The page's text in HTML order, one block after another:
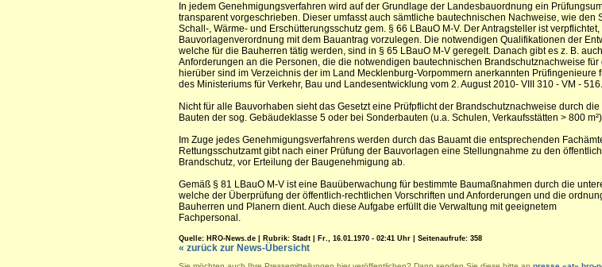
In jedem Genehmigungsverfahren wird auf der Grundlage der Landesbauordnung ein
transparent vorgeschrieben. Dieser umfasst auch sämtliche bautechnischen Nachweise, wie den
Schall-, Wärme- und Erschütterungsschutz gem. § 66 LBauO M-V. Der Antragsteller ist
Bauvorlagenverordnung mit dem Bauantrag vorzulegen. Die notwendigen Qualifikationen der
welche für die Bauherren tätig werden, sind in § 65 LBauO M-V geregelt. Danach gibt es z. B.
Anforderungen an die Personen, die die notwendigen bautechnischen Brandschutznachweise
hierüber sind im Verzeichnis der im Land Mecklenburg-Vorpommern anerkannten Prüfingenieure
des Ministeriums für Verkehr, Bau und Landesentwicklung vom 2. August 2010- VIII 310 - VM -
Nicht für alle Bauvorhaben sieht das Gesetzt eine Prüfpflicht der Brandschutznachweise durch
Bauten der sog. Gebäudeklasse 5 oder bei Sonderbauten (u.a. Schulen, Verkaufsstätten > 800
Im Zuge jedes Genehmigungsverfahrens werden durch das Bauamt die entsprechenden
Rettungsschutzamt gibt nach einer Prüfung der Bauvorlagen eine Stellungnahme zu den
Brandschutz, vor Erteilung der Baugenehmigung ab.
Gemäß § 81 LBauO M-V ist eine Bauüberwachung für bestimmte Baumaßnahmen durch die
welche der Überprüfung der öffentlich-rechtlichen Vorschriften und Anforderungen und die
Bauherren und Planern dient. Auch diese Aufgabe erfüllt die Verwaltung mit geeignetem
Fachpersonal.
Quelle: HRO-News.de | Rubrik: Stadt | Fr., 16.01.1970 - 02:41 Uhr | Seitenaufrufe: 358
« zurück zur News-Übersicht